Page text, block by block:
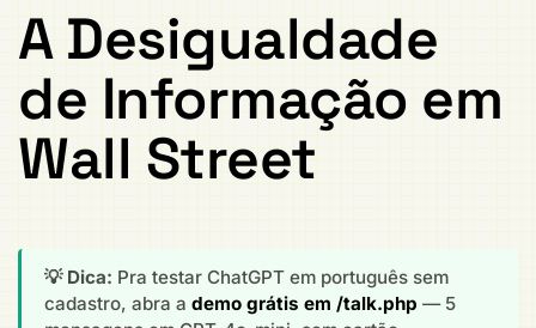
A Desigualdade
de Informação em
Wall Street
💡 Dica: Pra testar ChatGPT em português sem
cadastro, abra ademo grátis em /talk.php — 5